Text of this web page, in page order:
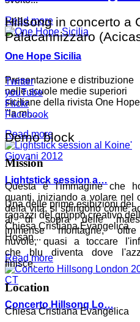
Read more
One Hope Sicilia
Presentazione e distribuzione
nelle scuole medie superiori
siciliane della rivista One Hope
"la mi...
Read more
Lightstick session a…
Una delle prime esibizioni dei
ragazzi del gruppo creativo
Chiesa Cristiana Evangelica
Hosan...
Read more
Concerto Hillsong Lo…
Hillsong in concerto a
Palacannizzaro
Twitter
youTube
Flickr
Facebook
Demo block
Mission
Questa è l'immagine che
quanti, iniziando a volare nel
della vita, si spingono come
al di sopra delle
immense montagne,
nuvole, quasi a toccare
che blu diventa dove
finisce.
Location
Chiesa Cristiana Evangelica